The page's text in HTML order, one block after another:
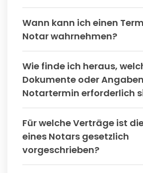
Wann kann ich einen
Notar wahrnehmen?
Wie finde ich heraus,
Dokumente oder
Notartermin erforderlich
Für welche Verträge ist
eines Notars gesetzlich
vorgeschrieben?